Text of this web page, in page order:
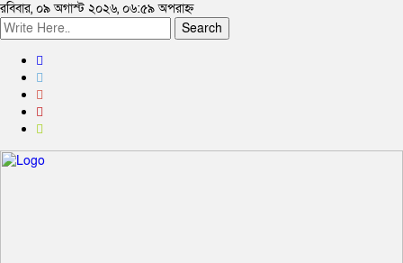
রবিবার, ০৯ অগাস্ট ২০২৬, ০৬:৫৯ অপরাহ্ন
Search